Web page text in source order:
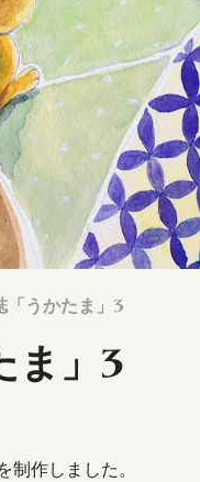
「うかたま」3
ま」3
作しました。